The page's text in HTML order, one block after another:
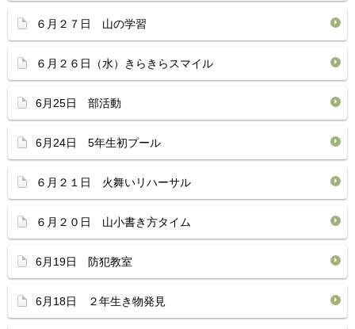
６月２７日 山の学習
６月２６日（水）きらきらスマイル
6月25日 部活動
6月24日 5年生初プール
６月２１日 火舞いリハーサル
６月２０日 山小書き方タイム
6月19日 防犯教室
6月18日 ２年生き物発見